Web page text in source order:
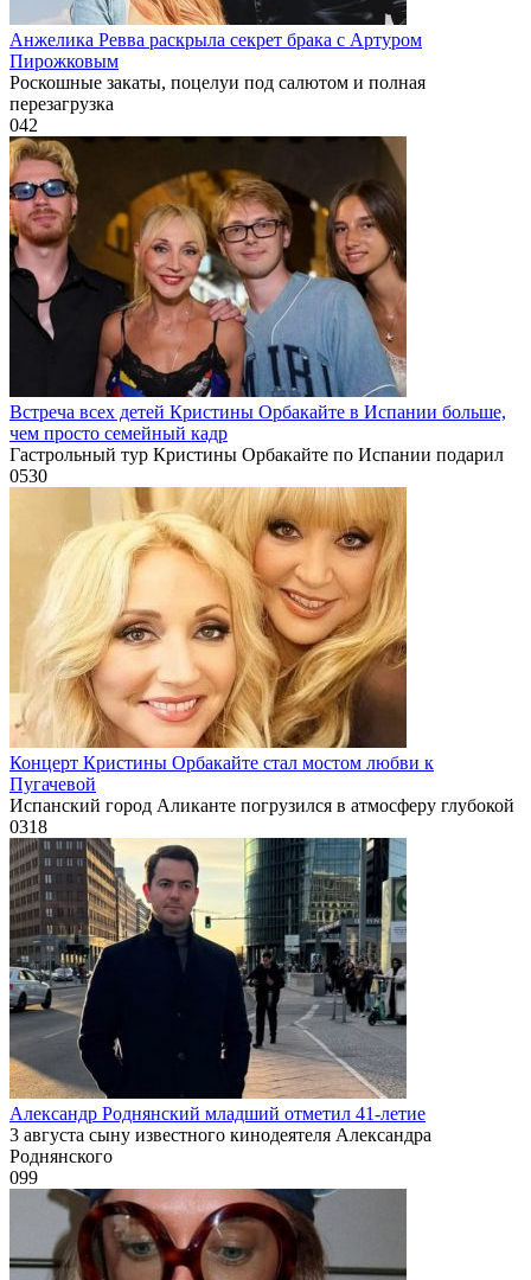
Анжелика Ревва раскрыла секрет брака с Артуром
Пирожковым
Роскошные закаты, поцелуи под салютом и полная
перезагрузка
042
Встреча всех детей Кристины Орбакайте в Испании больше,
чем просто семейный кадр
Гастрольный тур Кристины Орбакайте по Испании подарил
0530
Концерт Кристины Орбакайте стал мостом любви к
Пугачевой
Испанский город Аликанте погрузился в атмосферу глубокой
0318
Александр Роднянский младший отметил 41-летие
3 августа сыну известного кинодеятеля Александра
Роднянского
099